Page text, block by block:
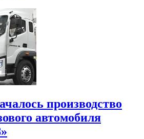
производство
автомобиля